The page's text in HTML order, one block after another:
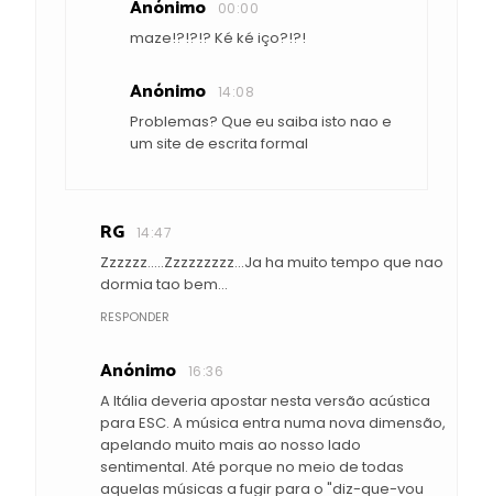
Anónimo 00:00
maze!?!?!? Ké ké iço?!?!
Anónimo 14:08
Problemas? Que eu saiba isto nao e
um site de escrita formal
RG 14:47
Zzzzzz.....Zzzzzzzzz...Ja ha muito tempo que nao
dormia tao bem...
RESPONDER
Anónimo 16:36
A Itália deveria apostar nesta versão acústica
para ESC. A música entra numa nova dimensão,
apelando muito mais ao nosso lado
sentimental. Até porque no meio de todas
aquelas músicas a fugir para o "diz-que-vou